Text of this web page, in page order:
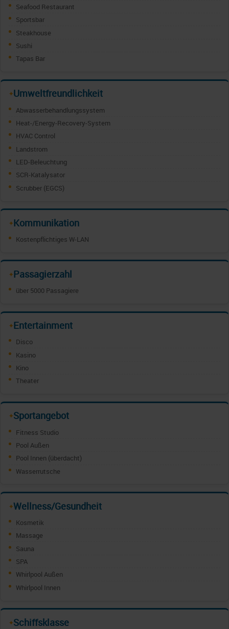
Seafood Restaurant
Sportsbar
Steakhouse
Sushi
Tapas Bar
✦Umweltfreundlichkeit
Abwasserbehandlungssystem
Heat-/Energy-Recovery-System
HVAC Control
Landstrom
LED-Beleuchtung
SCR-Katalysator
Scrubber (EGCS)
✦Kommunikation
Kostenpflichtiges W-LAN
✦Passagierzahl
über 5000 Passagiere
✦Entertainment
Disco
Kasino
Kino
Theater
✦Sportangebot
Fitness Studio
Pool Außen
Pool Innen (überdacht)
Wasserrutsche
✦Wellness/Gesundheit
Kosmetik
Massage
Sauna
SPA
Whirlpool Außen
Whirlpool Innen
✦Schiffsklasse